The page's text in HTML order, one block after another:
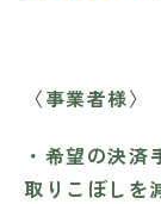
〈事業者様〉
・希望の決済
取りこぼしを